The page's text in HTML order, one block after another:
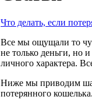
Что делать, если
Все мы ощущали то
не только деньги, но
личного характера.
Ниже мы приводим
потерянного кошелька.